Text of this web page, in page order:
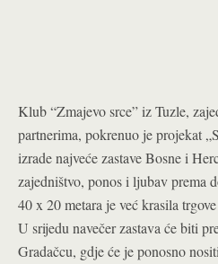
Klub “Zmajevo srce” iz Tuzle,
partnerima, pokrenuo je projekat
izrade najveće zastave Bosne i
zajedništvo, ponos i ljubav prema
40 x 20 metara je već krasila
U srijedu navečer zastava će biti
Gradačcu, gdje će je ponosno